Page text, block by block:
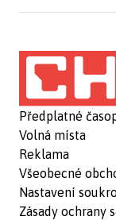
Předplatné
Volná místa
Reklama
Všeobecné
Nastavení
Zásady ochrany